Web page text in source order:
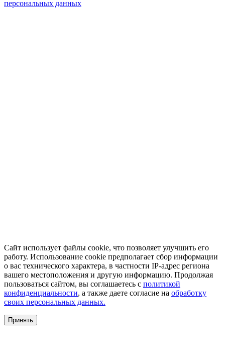
персональных данных
Сайт использует файлы cookie, что позволяет улучшить его
работу. Использование cookie предполагает сбор информации
о вас технического характера, в частности IP-адрес региона
вашего местоположения и другую информацию. Продолжая
пользоваться сайтом, вы соглашаетесь с политикой
конфиденциальности, а также даете согласие на обработку
своих персональных данных.
Принять